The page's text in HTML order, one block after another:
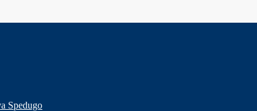
Spedugo